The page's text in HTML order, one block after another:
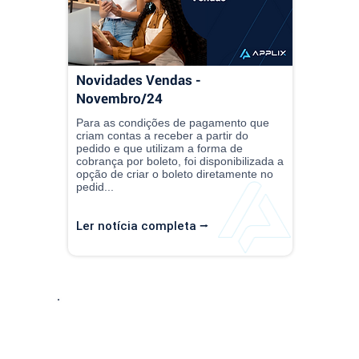
Novidades Vendas -
Novembro/24
Para as condições de pagamento que
criam contas a receber a partir do
pedido e que utilizam a forma de
cobrança por boleto, foi disponibilizada a
opção de criar o boleto diretamente no
pedid...
Ler notícia completa ⭢